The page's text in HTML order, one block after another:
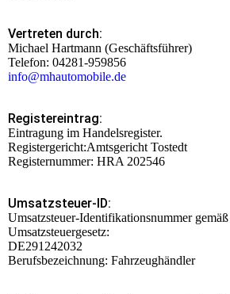
Vertreten durch:
Michael Hartmann (Geschäftsführer)
Telefon: 04281-959856
info@mhautomobile.de
Registereintrag:
Eintragung im Handelsregister.
Registergericht:Amtsgericht Tostedt
Registernummer: HRA 202546
Umsatzsteuer-ID:
Umsatzsteuer-Identifikationsnummer
Umsatzsteuergesetz:
DE291242032
Berufsbezeichnung: Fahrzeughändler